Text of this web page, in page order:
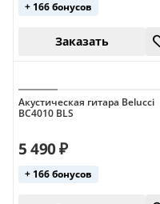
Заказать
+ 166 бонусов
Акустическая гитара Belucci
BC4010 BLS
5 490 ₽
+ 166 бонусов